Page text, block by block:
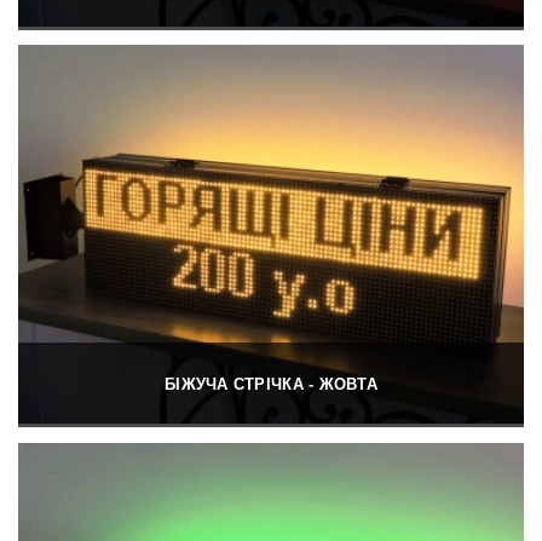
БІЖУЧА СТРІЧКА - ЖОВТА